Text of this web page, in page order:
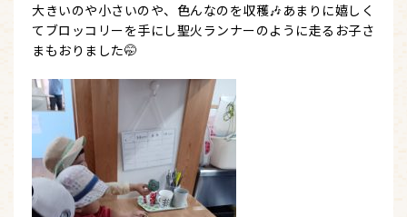
大きいのや小さいのや、色んなのを収穫🎶あまりに嬉しく
てブロッコリーを手にし聖火ランナーのように走るお子さ
まもおりました🤭